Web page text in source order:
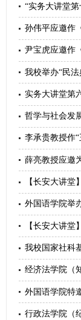
实务大讲堂第